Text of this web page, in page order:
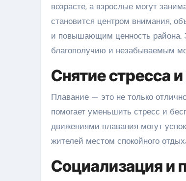
возрасте, а взрослые могут
становится центром внимания,
и повышающим ценность района.
благополучию и незабываемым
Снятие стресса
Плавание — это не только
помогает уменьшить стресс и
движениями плавания могут
жителей местом спокойного
Социализация и